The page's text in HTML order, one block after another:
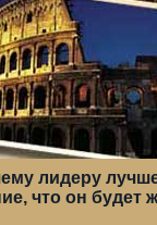
лидеру
что он будет